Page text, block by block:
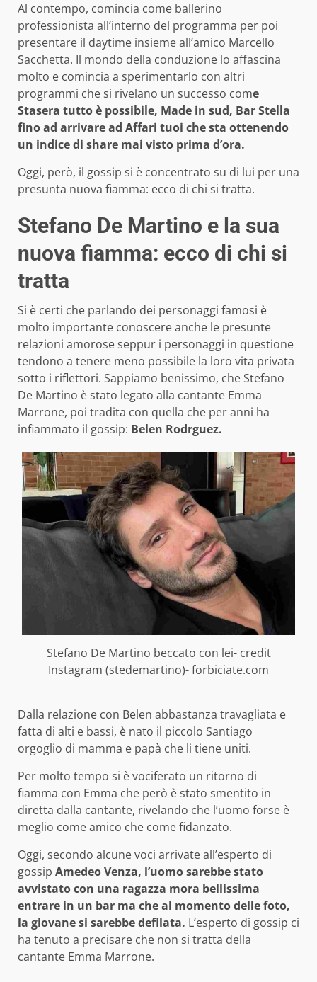
Al contempo, comincia come ballerino
professionista all’interno del programma per poi
presentare il daytime insieme all’amico Marcello
Sacchetta. Il mondo della conduzione lo affascina
molto e comincia a sperimentarlo con altri
programmi che si rivelano un successo come
Stasera tutto è possibile, Made in sud, Bar Stella
fino ad arrivare ad Affari tuoi che sta ottenendo
un indice di share mai visto prima d’ora.
Oggi, però, il gossip si è concentrato su di lui per una
presunta nuova fiamma: ecco di chi si tratta.
Stefano De Martino e la sua
nuova fiamma: ecco di chi si
tratta
Si è certi che parlando dei personaggi famosi è
molto importante conoscere anche le presunte
relazioni amorose seppur i personaggi in questione
tendono a tenere meno possibile la loro vita privata
sotto i riflettori. Sappiamo benissimo, che Stefano
De Martino è stato legato alla cantante Emma
Marrone, poi tradita con quella che per anni ha
infiammato il gossip: Belen Rodrguez.
Stefano De Martino beccato con lei- credit
Instagram (stedemartino)- forbiciate.com
Dalla relazione con Belen abbastanza travagliata e
fatta di alti e bassi, è nato il piccolo Santiago
orgoglio di mamma e papà che li tiene uniti.
Per molto tempo si è vociferato un ritorno di
fiamma con Emma che però è stato smentito in
diretta dalla cantante, rivelando che l’uomo forse è
meglio come amico che come fidanzato.
Oggi, secondo alcune voci arrivate all’esperto di
gossip Amedeo Venza, l’uomo sarebbe stato
avvistato con una ragazza mora bellissima
entrare in un bar ma che al momento delle foto,
la giovane si sarebbe defilata. L’esperto di gossip ci
ha tenuto a precisare che non si tratta della
cantante Emma Marrone.